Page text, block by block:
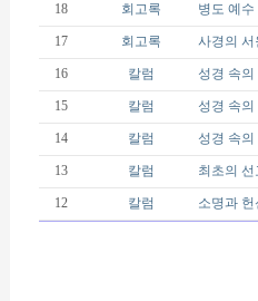
18 회고록 병도 예수
17 회고록 사경의 서
16 칼럼 성경 속
15 칼럼 성경 속의
14 칼럼 성경 속
13 칼럼 최초의
12 칼럼 소명과 헌